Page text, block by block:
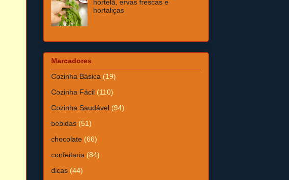
hortelã, ervas frescas e
hortaliças
Marcadores
Cozinha Básica (19)
Cozinha Fácil (110)
Cozinha Saudável (94)
bebidas (51)
chocolate (66)
confeitaria (84)
dicas (44)